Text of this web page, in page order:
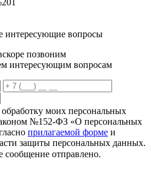
интересующие вопросы
позвоним
интересующим вопросам
моих персональных
№152-ФЗ «О персональных
прилагаемой форме и
защиты персональных данных.
отправлено.